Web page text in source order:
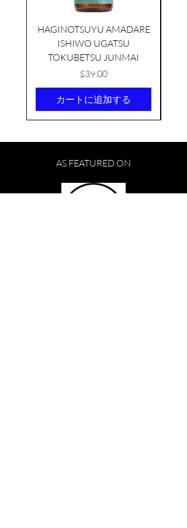
HAGINOTSUYU AMADARE
ISHIWO UGATSU
TOKUBETSU JUNMAI
価格
$39.00
カートに追加する
AS FEATURED ON
KIKUSUI SAKAMAI JDG
few days ago